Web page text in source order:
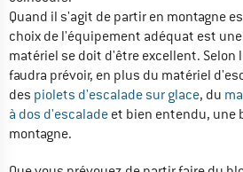
Quand il s'agit de partir en montagne
choix de l'équipement adéquat est
matériel se doit d'être excellent. Selon
faudra prévoir, en plus du matériel
des piolets d'escalade sur glace, du
à dos d'escalade et bien entendu, une
montagne.